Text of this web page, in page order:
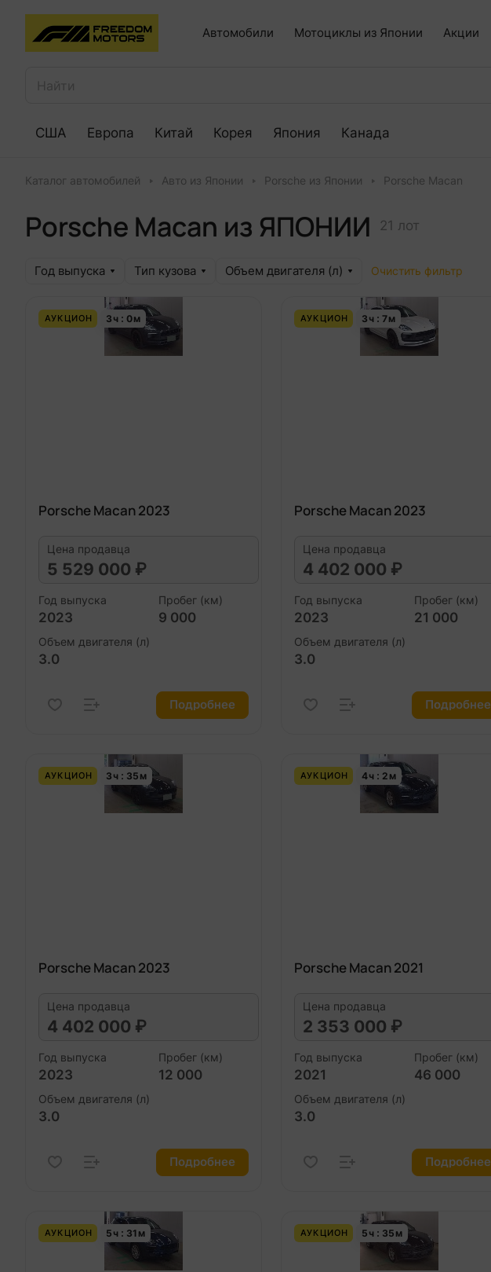
Автомобили Мотоциклы из Японии Акции
США Европа Китай Корея Япония Канада
Каталог автомобилей Авто из Японии Porsche из Японии Porsche Macan
Porsche Macan из ЯПОНИИ 21 лот
Год выпуска Тип кузова Объем двигателя (л) Очистить фильтр
АУКЦИОН 3 ч 0м
Porsche Macan 2023
Цена продавца
5 529 000 ₽
Год выпуска
2023
Пробег (км)
9 000
Объем двигателя (л)
3.0
Подробнее
АУКЦИОН 3 ч 7м
Porsche Macan 2023
Цена продавца
4 402 000 ₽
Год выпуска
2023
Пробег (км)
21 000
Объем двигателя (л)
3.0
Подробнее
АУКЦИОН 3 ч 35 м
Porsche Macan 2023
Цена продавца
4 402 000 ₽
Год выпуска
2023
Пробег (км)
12 000
Объем двигателя (л)
3.0
Подробнее
АУКЦИОН 4ч 2 м
Porsche Macan 2021
Цена продавца
2 353 000 ₽
Год выпуска
2021
Пробег (км)
46 000
Объем двигателя (л)
3.0
Подробнее
АУКЦИОН 5 ч 31 м АУКЦИОН 5 ч 35 м